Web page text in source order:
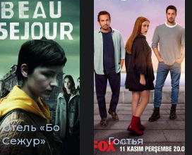
Отель «Бо
Сежур»
Гостья